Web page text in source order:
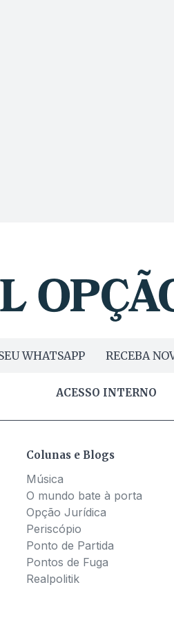
WHATSAPP RECEBA
ACESSO INTERNO
Colunas e Blogs
Música
O mundo bate à porta
Opção Jurídica
Periscópio
Ponto de Partida
Pontos de Fuga
Realpolitik